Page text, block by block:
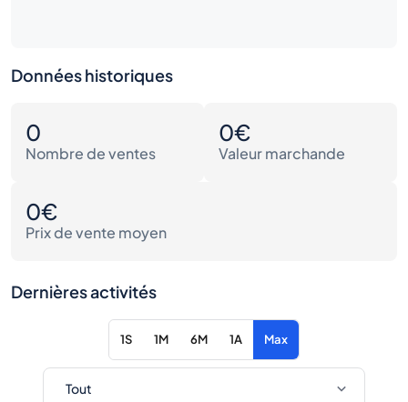
Données historiques
0
Nombre de ventes
0€
Valeur marchande
0€
Prix de vente moyen
Dernières activités
1S 1M 6M 1A Max